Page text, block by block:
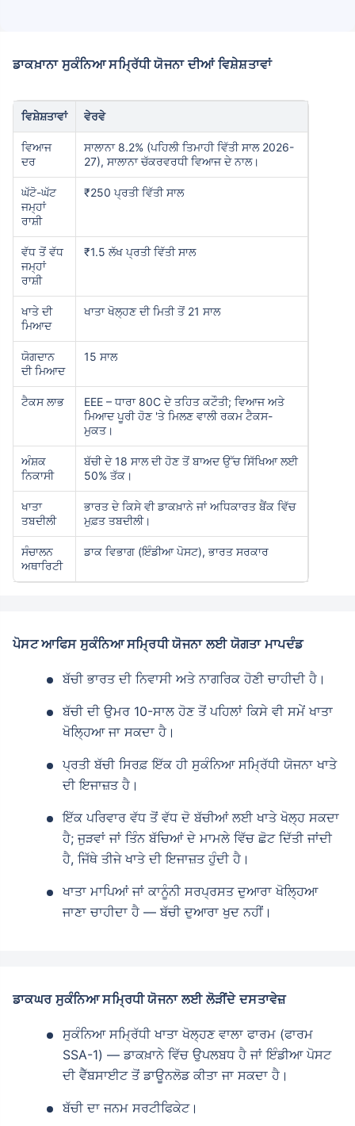
ਡਾਕਖ਼ਾਨਾ ਸੁਕੰਨਿਆ ਸਮ੍ਰਿੱਧੀ ਯੋਜਨਾ ਦੀਆਂ ਵਿਸ਼ੇਸ਼ਤਾਵਾਂ
ਵਿਸ਼ੇਸ਼ਤਾਵਾਂ ਵੇਰਵੇ
ਵਿਆਜ
ਦਰ
ਸਾਲਾਨਾ 8.2% (ਪਹਿਲੀ ਤਿਮਾਹੀ ਵਿੱਤੀ ਸਾਲ 2026-
27), ਸਾਲਾਨਾ ਚੱਕਰਵਰਧੀ ਵਿਆਜ ਦੇ ਨਾਲ।
ਘੱਟੋ-ਘੱਟ
ਜਮ੍ਹਾਂ
ਰਾਸ਼ੀ
₹250 ਪ੍ਰਤੀ ਵਿੱਤੀ ਸਾਲ
ਵੱਧ ਤੋਂ ਵੱਧ
ਜਮ੍ਹਾਂ
ਰਾਸ਼ੀ
₹1.5 ਲੱਖ ਪ੍ਰਤੀ ਵਿੱਤੀ ਸਾਲ
ਖਾਤੇ ਦੀ
ਮਿਆਦ
ਖਾਤਾ ਖੋਲ੍ਹਣ ਦੀ ਮਿਤੀ ਤੋਂ 21 ਸਾਲ
ਯੋਗਦਾਨ
ਦੀ ਮਿਆਦ
15 ਸਾਲ
ਟੈਕਸ ਲਾਭ
EEE – ਧਾਰਾ 80C ਦੇ ਤਹਿਤ ਕਟੌਤੀ; ਵਿਆਜ ਅਤੇ
ਮਿਆਦ ਪੂਰੀ ਹੋਣ 'ਤੇ ਮਿਲਣ ਵਾਲੀ ਰਕਮ ਟੈਕਸ-
ਮੁਕਤ।
ਅੰਸ਼ਕ
ਨਿਕਾਸੀ
ਬੱਚੀ ਦੇ 18 ਸਾਲ ਦੀ ਹੋਣ ਤੋਂ ਬਾਅਦ ਉੱਚ ਸਿੱਖਿਆ ਲਈ
50% ਤੱਕ।
ਖਾਤਾ
ਤਬਦੀਲੀ
ਭਾਰਤ ਦੇ ਕਿਸੇ ਵੀ ਡਾਕਖ਼ਾਨੇ ਜਾਂ ਅਧਿਕਾਰਤ ਬੈਂਕ ਵਿੱਚ
ਮੁਫ਼ਤ ਤਬਦੀਲੀ।
ਸੰਚਾਲਨ
ਅਥਾਰਿਟੀ
ਡਾਕ ਵਿਭਾਗ (ਇੰਡੀਆ ਪੋਸਟ), ਭਾਰਤ ਸਰਕਾਰ
ਪੋਸਟ ਆਫਿਸ ਸੁਕੰਨਿਆ ਸਮ੍ਰਿਧੀ ਯੋਜਨਾ ਲਈ ਯੋਗਤਾ ਮਾਪਦੰਡ
ਬੱਚੀ ਭਾਰਤ ਦੀ ਨਿਵਾਸੀ ਅਤੇ ਨਾਗਰਿਕ ਹੋਣੀ ਚਾਹੀਦੀ ਹੈ।
ਬੱਚੀ ਦੀ ਉਮਰ 10-ਸਾਲ ਹੋਣ ਤੋਂ ਪਹਿਲਾਂ ਕਿਸੇ ਵੀ ਸਮੇਂ ਖਾਤਾ
ਖੋਲ੍ਹਿਆ ਜਾ ਸਕਦਾ ਹੈ।
ਪ੍ਰਤੀ ਬੱਚੀ ਸਿਰਫ਼ ਇੱਕ ਹੀ ਸੁਕੰਨਿਆ ਸਮ੍ਰਿੱਧੀ ਯੋਜਨਾ ਖਾਤੇ
ਦੀ ਇਜਾਜ਼ਤ ਹੈ।
ਇੱਕ ਪਰਿਵਾਰ ਵੱਧ ਤੋਂ ਵੱਧ ਦੋ ਬੱਚੀਆਂ ਲਈ ਖਾਤੇ ਖੋਲ੍ਹ ਸਕਦਾ
ਹੈ; ਜੁੜਵਾਂ ਜਾਂ ਤਿੰਨ ਬੱਚਿਆਂ ਦੇ ਮਾਮਲੇ ਵਿੱਚ ਛੋਟ ਦਿੱਤੀ ਜਾਂਦੀ
ਹੈ, ਜਿੱਥੇ ਤੀਜੇ ਖਾਤੇ ਦੀ ਇਜਾਜ਼ਤ ਹੁੰਦੀ ਹੈ।
ਖਾਤਾ ਮਾਪਿਆਂ ਜਾਂ ਕਾਨੂੰਨੀ ਸਰਪ੍ਰਸਤ ਦੁਆਰਾ ਖੋਲ੍ਹਿਆ
ਜਾਣਾ ਚਾਹੀਦਾ ਹੈ — ਬੱਚੀ ਦੁਆਰਾ ਖੁਦ ਨਹੀਂ।
ਡਾਕਘਰ ਸੁਕੰਨਿਆ ਸਮ੍ਰਿਧੀ ਯੋਜਨਾ ਲਈ ਲੋੜੀਂਦੇ ਦਸਤਾਵੇਜ਼
ਸੁਕੰਨਿਆ ਸਮ੍ਰਿੱਧੀ ਖਾਤਾ ਖੋਲ੍ਹਣ ਵਾਲਾ ਫਾਰਮ (ਫਾਰਮ
SSA-1) — ਡਾਕਖ਼ਾਨੇ ਵਿੱਚ ਉਪਲਬਧ ਹੈ ਜਾਂ ਇੰਡੀਆ ਪੋਸਟ
ਦੀ ਵੈੱਬਸਾਈਟ ਤੋਂ ਡਾਊਨਲੋਡ ਕੀਤਾ ਜਾ ਸਕਦਾ ਹੈ।
ਬੱਚੀ ਦਾ ਜਨਮ ਸਰਟੀਫਿਕੇਟ।